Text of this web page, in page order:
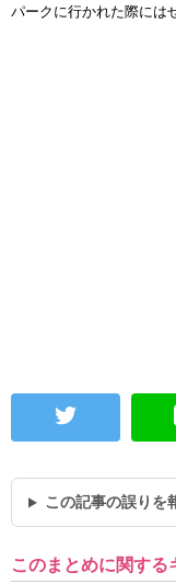
パークに行かれた際に
この記事の誤りを
このまとめに関する